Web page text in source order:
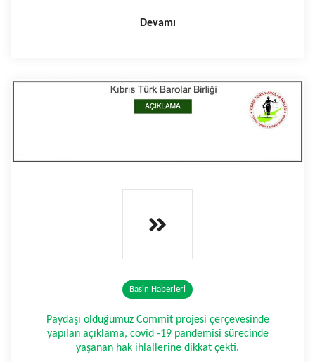
Devamı
Basin Haberleri
Paydaşı olduğumuz Commit projesi çerçevesinde
yapılan açıklama, covid -19 pandemisi sürecinde
yaşanan hak ihlallerine dikkat çekti.